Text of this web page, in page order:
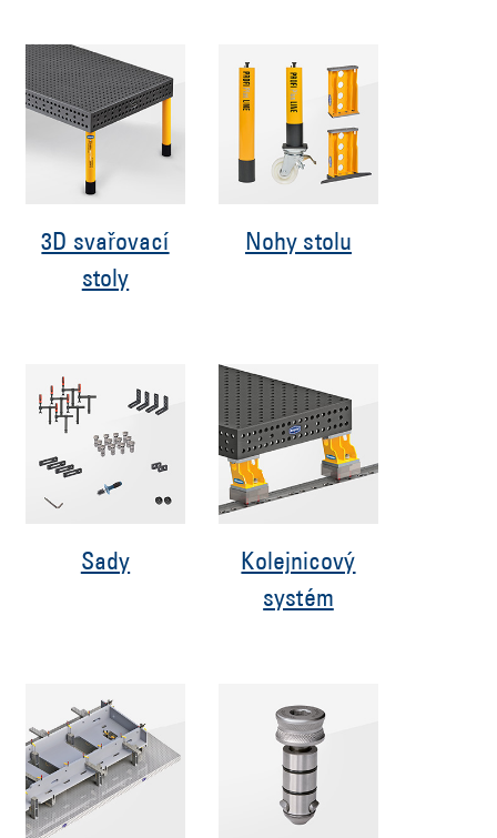
3D svařovací
stoly
Nohy stolu
Sady
Kolejnicový
systém